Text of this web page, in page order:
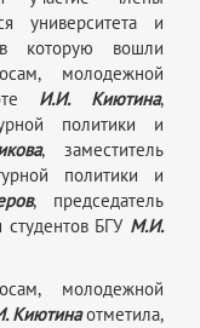
университета и
в которую вошли
молодежной
И.И. Киютина,
политики и
, заместитель
политики и
, председатель
БГУ М.И.
молодежной
Киютинаотметила,